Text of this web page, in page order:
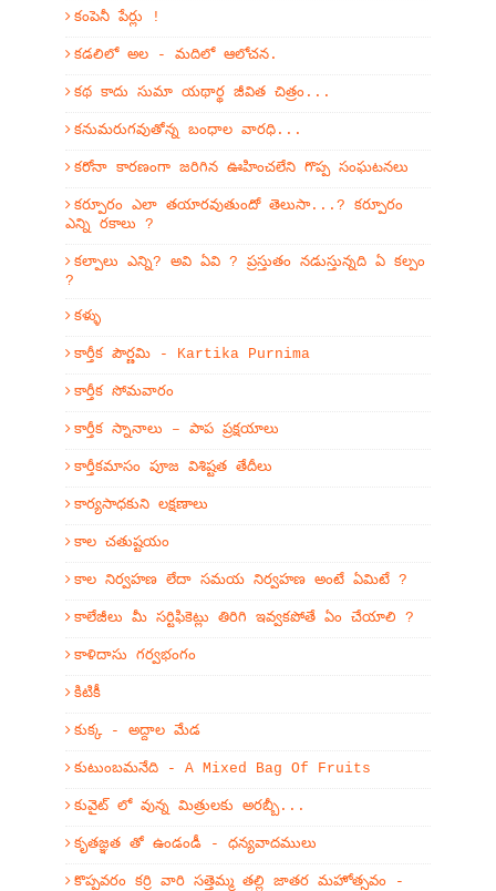
కంపెనీ పేర్లు !
కడలిలో అల - మదిలో ఆలోచన.
కథ కాదు సుమా యథార్థ జీవిత చిత్రం...
కనుమరుగవుతోన్న బంధాల వారధి...
కరోనా కారణంగా జరిగిన ఊహించలేని గొప్ప సంఘటనలు
కర్పూరం ఎలా తయారవుతుందో తెలుసా...? కర్పూరం
ఎన్ని రకాలు ?
కల్పాలు ఎన్ని? అవి ఏవి ? ప్రస్తుతం నడుస్తున్నది ఏ కల్పం
?
కళ్ళు
కార్తీక పౌర్ణమి - Kartika Purnima
కార్తీక సోమవారం
కార్తీక స్నానాలు – పాప ప్రక్షయాలు
కార్తీకమాసం పూజ విశిష్టత తేదీలు
కార్యసాధకుని లక్షణాలు
కాల చతుష్టయం
కాల నిర్వహణ లేదా సమయ నిర్వహణ అంటే ఏమిటే ?
కాలేజీలు మీ సర్టిఫికెట్లు తిరిగి ఇవ్వకపోతే ఏం చేయాలి ?
కాళిదాసు గర్వభంగం
కిటికీ
కుక్క - అద్దాల మేడ
కుటుంబమనేది - A Mixed Bag Of Fruits
కువైట్ లో వున్న మిత్రులకు అరబ్బీ...
కృతజ్ఞత తో ఉండండీ - ధన్యవాదములు
కొప్పవరం కర్రి వారి సత్తెమ్మ తల్లి జాతర మహోత్సవం -